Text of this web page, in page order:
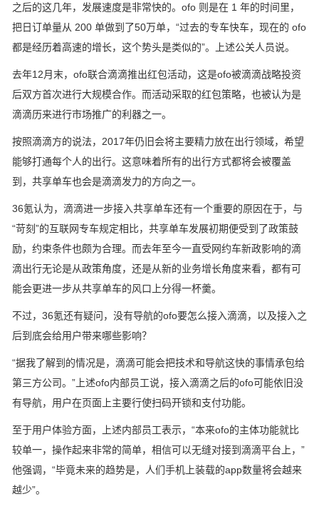
之后的这几年，发展速度是非常快的。ofo 则是在 1 年的时间里，
把日订单量从 200 单做到了50万单，“过去的专车快车，现在的 ofo
都是经历着高速的增长，这个势头是类似的”。上述公关人员说。
去年12月末，ofo联合滴滴推出红包活动，这是ofo被滴滴战略投资
后双方首次进行大规模合作。而活动采取的红包策略，也被认为是
滴滴历来进行市场推广的利器之一。
按照滴滴方的说法，2017年仍旧会将主要精力放在出行领域，希望
能够打通每个人的出行。这意味着所有的出行方式都将会被覆盖
到，共享单车也会是滴滴发力的方向之一。
36氪认为，滴滴进一步接入共享单车还有一个重要的原因在于，与
“苛刻”的互联网专车规定相比，共享单车发展初期便受到了政策鼓
励，约束条件也颇为合理。而去年至今一直受网约车新政影响的滴
滴出行无论是从政策角度，还是从新的业务增长角度来看，都有可
能会更进一步从共享单车的风口上分得一杯羹。
不过，36氪还有疑问，没有导航的ofo要怎么接入滴滴，以及接入之
后到底会给用户带来哪些影响？
“据我了解到的情况是，滴滴可能会把技术和导航这快的事情承包给
第三方公司。”上述ofo内部员工说，接入滴滴之后的ofo可能依旧没
有导航，用户在页面上主要行使扫码开锁和支付功能。
至于用户体验方面，上述内部员工表示，“本来ofo的主体功能就比
较单一，操作起来非常的简单，相信可以无缝对接到滴滴平台上，”
他强调，“毕竟未来的趋势是，人们手机上装载的app数量将会越来
越少”。